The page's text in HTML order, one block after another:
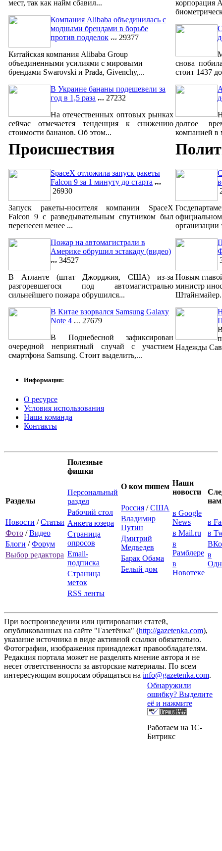
мест, так как найм сбавил...
Компания Alibaba объединилась с
модными брендами в борьбе
против подделок
29377
Китайская компания Alibaba Group
объединенными усилиями с мировыми
брендами Swarovski и Prada, Givenchy,...
В Украине бананы подешевели за
год в 1,5 раза
27232
На отечественных оптовых рынках
сейчас отмечается тенденция к снижению
стоимости бананов. Об этом...
корпорация
снова
стоит 1437
долгое
компанией в
Происшествия
SpaceX отложила запуск ракеты
Falcon 9 за 1 минуту до старта
26930
Запуск ракеты-носителя компании SpaceX
Falcon 9 с разведывательным спутником был
перенесен менее ...
Пожар на автомагистрали в
Америке обрушил эстакаду (видео)
34527
В Атланте (штат Джорджия, США) из-за
разгоревшегося под автомагистралью
сильнейшего пожара обрушился...
В Китае взорвался Samsung Galaxy
Note 4
27679
В Поднебесной зафиксирован
очередной неприятный случай с участием
смартфона Samsung. Стоит выделить,...
организации
Новым
министр
Надежды
Информация:
О ресурсе
Условия использования
Наша команда
Контакты
Разделы
Новости /Статьи
Фото /Видео
Блоги /Форум
Выбор редактора
Полезные
фишки
Персональный
раздел
Рабочий стол
Анкета юзера
Страница
опросов
Email-
подписка
Страница
меток
RSS ленты
О ком пишем
Россия /США
Владимир
Путин
Дмитрий
Медведев
Барак Обама
Белый дом
Наши
новости
в Google
News
в Mail.ru
в
Рамблере
в
Новотеке
в
в
в
При воспроизведении или цитировании статей,
опубликованных на сайте "Газетёнка" (http://gazetenka.com),
указание источника в виде активной ссылки обязательно.
Фотографии, изображения принадлежат правообладателям.
Редакция портала может не разделять мнение автора и не
несет ответственности за авторские материалы. По всем
интересующим вопросам обращаться на info@gazetenka.com.
Обнаружили
ошибку? Выделите
её и нажмите
Работаем на 1C-
Битрикс